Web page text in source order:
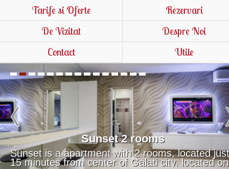
Tarife si Oferte
Rezervari
De Vizitat
Despre Noi
Contact
Utile
Sunset 2 rooms
Sunset is a apartment with 2 rooms, located just
15 minutes from center of Galati city, located on